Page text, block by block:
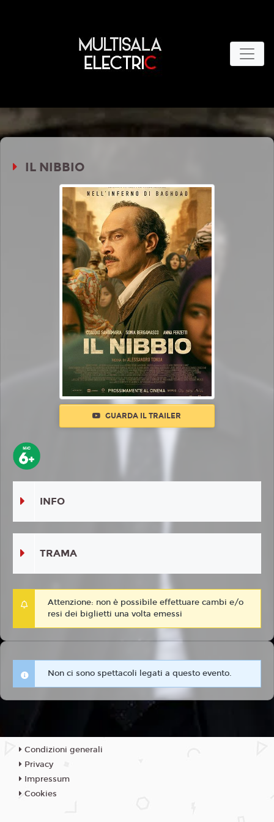
IL NIBBIO
GUARDA IL TRAILER
INFO
TRAMA
Attenzione: non è possibile effettuare cambi e/o
resi dei biglietti una volta emessi
Non ci sono spettacoli legati a questo evento.
Condizioni generali
Privacy
Impressum
Cookies